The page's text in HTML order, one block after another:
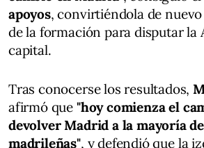
apoyos, convirtiéndola de
de la formación para disputar la
capital.
Tras conocerse los resultados,
afirmó que "hoy comienza el
devolver Madrid a la mayoría
madrileñas", y defendió que la